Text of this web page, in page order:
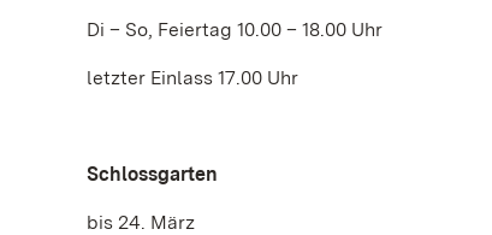
Di – So, Feiertag 10.00 – 18.00 Uhr
letzter Einlass 17.00 Uhr
Schlossgarten
bis 24. März